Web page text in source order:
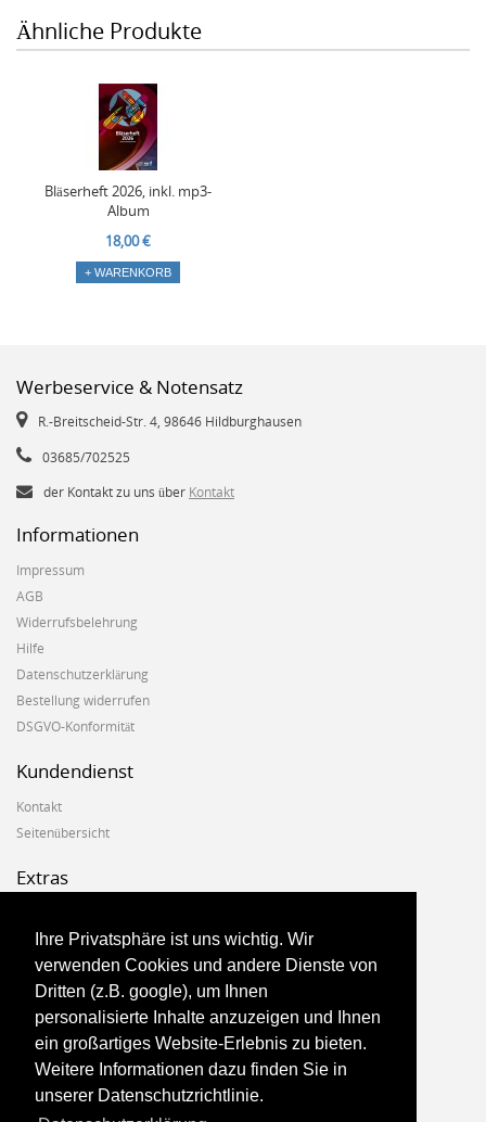
Ihre Privatsphäre ist uns wichtig. Wir
verwenden Cookies und andere Dienste von
Dritten (z.B. google), um Ihnen
personalisierte Inhalte anzuzeigen und Ihnen
ein großartiges Website-Erlebnis zu bieten.
Weitere Informationen dazu finden Sie in
unserer Datenschutzrichtlinie.
Ähnliche Produkte
Bläserheft 2026, inkl. mp3-
Album
18,00 €
+ WARENKORB
Werbeservice & Notensatz
R.-Breitscheid-Str. 4, 98646 Hildburghausen
03685/702525
der Kontakt zu uns über Kontakt
Informationen
Impressum
AGB
Widerrufsbelehrung
Hilfe
Datenschutzerklärung
Bestellung widerrufen
DSGVO-Konformität
Kundendienst
Kontakt
Seitenübersicht
Extras
Geschenkgutscheine
Angebote
Konto
Konto
Auftragsverlauf
Newsletter